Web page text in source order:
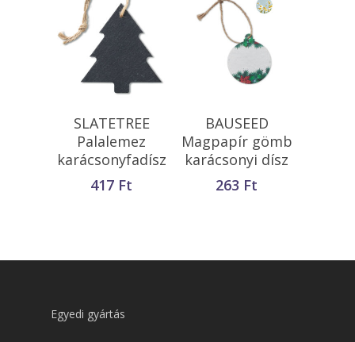
Kosárba
Teszem
SLATETREE
Palalemez
karácsonyfadísz
417 Ft
Kosárba
Teszem
BAUSEED
Magpapír gömb
karácsonyi dísz
263 Ft
Egyedi gyártás